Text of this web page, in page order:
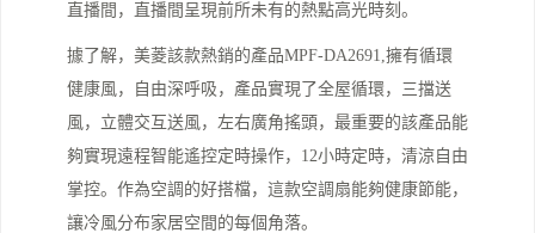
直播間，直播間呈現前所未有的熱點高光時刻。
據了解，美菱該款熱銷的產品MPF-DA2691,擁有循環
健康風，自由深呼吸，產品實現了全屋循環，三擋送
風，立體交互送風，左右廣角搖頭，最重要的該產品能
夠實現遠程智能遙控定時操作，12小時定時，清涼自由
掌控。作為空調的好搭檔，這款空調扇能夠健康節能，
讓冷風分布家居空間的每個角落。